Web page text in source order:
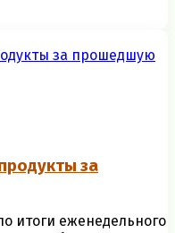
за
итоги еженедельного